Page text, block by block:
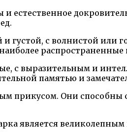
естественное
густой, с волнистой или
с выразительным и
памятью и
Они способны
является